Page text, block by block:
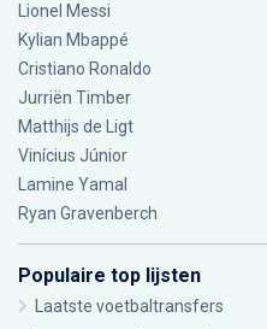
Lionel Messi
Kylian Mbappé
Cristiano Ronaldo
Jurriën Timber
Matthijs de Ligt
Vinícius Júnior
Lamine Yamal
Ryan Gravenberch
Populaire top lijsten
Laatste voetbaltransfers